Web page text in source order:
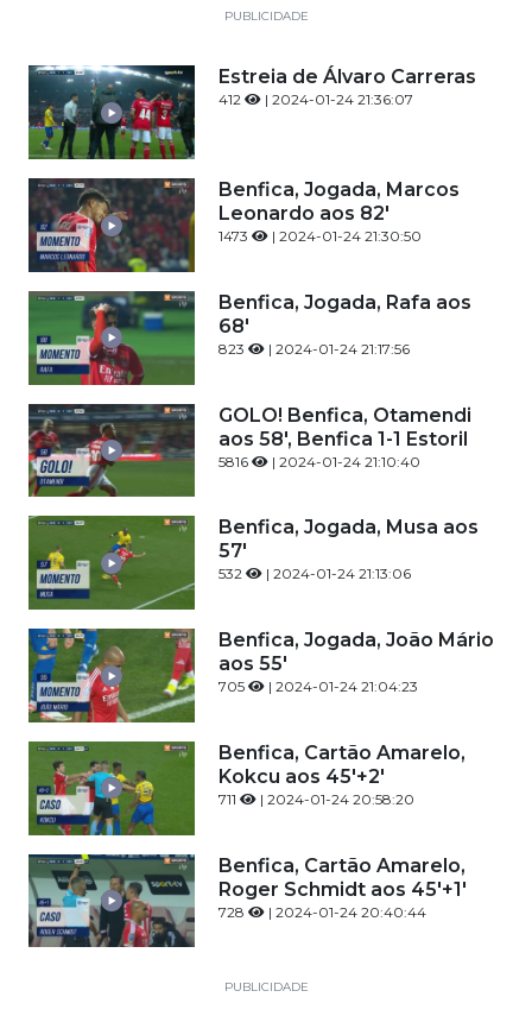
PUBLICIDADE
Estreia de Álvaro Carreras
412 | 2024-01-24 21:36:07
Benfica, Jogada, Marcos
Leonardo aos 82'
1473 | 2024-01-24 21:30:50
Benfica, Jogada, Rafa aos
68'
823 | 2024-01-24 21:17:56
GOLO! Benfica, Otamendi
aos 58', Benfica 1-1 Estoril
5816 | 2024-01-24 21:10:40
Benfica, Jogada, Musa aos
57'
532 | 2024-01-24 21:13:06
Benfica, Jogada, João Mário
aos 55'
705 | 2024-01-24 21:04:23
Benfica, Cartão Amarelo,
Kokcu aos 45'+2'
711 | 2024-01-24 20:58:20
Benfica, Cartão Amarelo,
Roger Schmidt aos 45'+1'
728 | 2024-01-24 20:40:44
PUBLICIDADE